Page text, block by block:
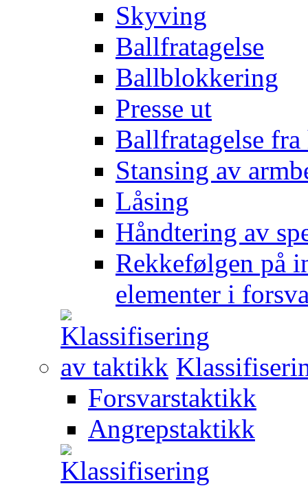
Skyving
Ballfratagelse
Ballblokkering
Presse ut
Ballfratagelse fra
Stansing av
Låsing
Håndtering av
Rekkefølgen på
elementer i
Forsvarstaktikk
Angrepstaktikk